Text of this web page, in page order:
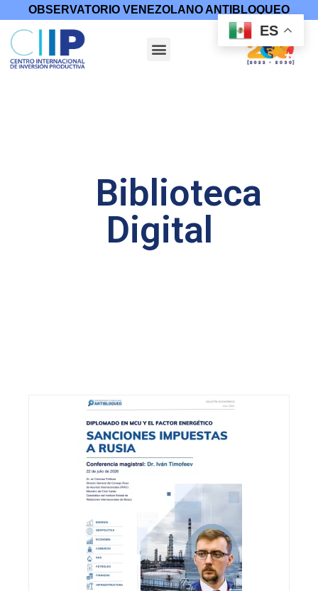
OBSERVATORIO VENEZOLANO ANTIBLOQUEO
Biblioteca
Digital
ES